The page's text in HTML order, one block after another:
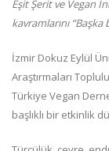
Eşit Şerit ve Vegan
kavramlarını
İzmir Dokuz Eylül
Araştırmaları
Türkiye Vegan
başlıklı bir etkinlik